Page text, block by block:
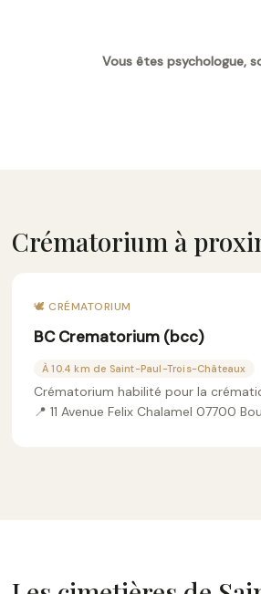
Vous êtes psychologue,
Crématorium à
🕊️ CRÉMATORIUM
BC Crematorium (bcc)
À 10.4 km de Saint-Paul-Trois-Châteaux
Crématorium habilité pour la
📍 11 Avenue Felix Chalamel 07700